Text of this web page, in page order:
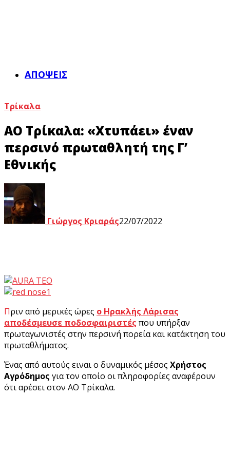
ΑΠΌΨΕΙΣ
Τρίκαλα
ΑΟ Τρίκαλα: «Χτυπάει» έναν
περσινό πρωταθλητή της Γ’
Εθνικής
Γιώργος Κριαράς22/07/2022
Πριν από μερικές ώρες ο Ηρακλής Λάρισας
αποδέσμευσε ποδοσφαιριστές που υπήρξαν
πρωταγωνιστές στην περσινή πορεία και κατάκτηση του
πρωταθλήματος.
Ένας από αυτούς ειναι ο δυναμικός μέσος Χρήστος
Αγρόδημος για τον οποίο οι πληροφορίες αναφέρουν
ότι αρέσει στον ΑΟ Τρίκαλα.